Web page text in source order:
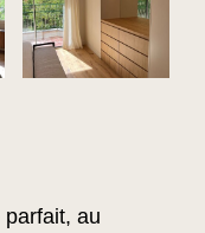
parfait, au